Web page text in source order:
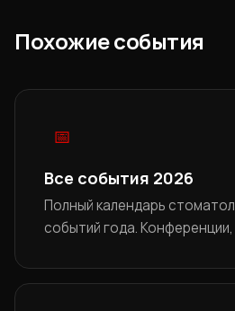
Похожие события
📅
Все события 2026
Полный календарь
событий года.